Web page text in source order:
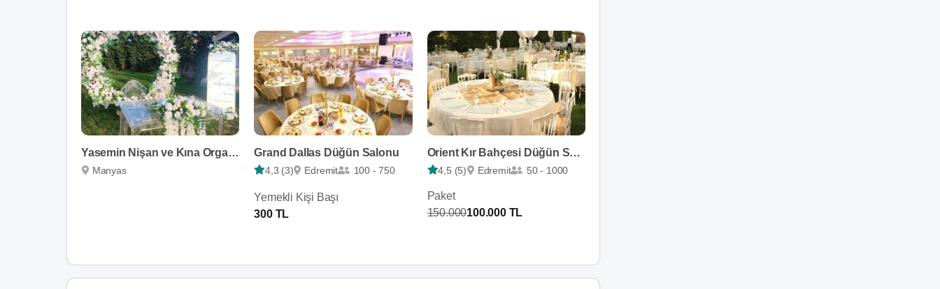
Yasemin Nişan ve Kına Organizasyon
Manyas
Grand Dallas Düğün Salonu
4,3 (3) Edremit 100 - 750
Yemekli Kişi Başı
300 TL
Orient Kır Bahçesi Düğün Salonları
4,5 (5) Edremit 50 - 1000
Paket
150.000100.000 TL